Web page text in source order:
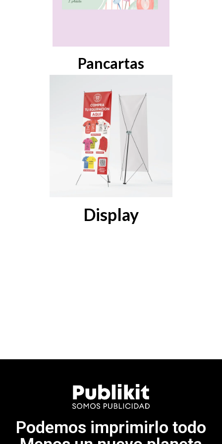
Pancartas
Medidas: 150x105 / 200x105 / 250x105 / 300x105 /
Display
Edita y pide tu Display Online
Medidas: 160x60
Empezar
Podemos imprimirlo todo